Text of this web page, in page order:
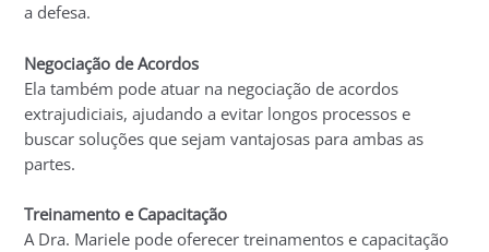
a defesa.
Negociação de Acordos
Ela também pode atuar na negociação de acordos
extrajudiciais, ajudando a evitar longos processos e
buscar soluções que sejam vantajosas para ambas as
partes.
Treinamento e Capacitação
A Dra. Mariele pode oferecer treinamentos e capacitação